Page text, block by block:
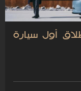
أول سيارة